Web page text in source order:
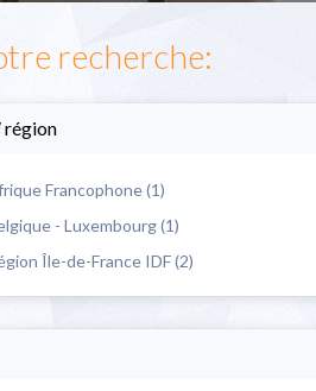
recherche:
région
Francophone (1)
- Luxembourg (1)
Île-de-France IDF (2)